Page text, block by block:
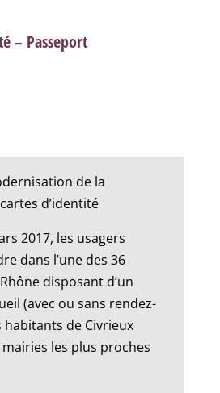
– Passeport
de la
d’identité
2017, les usagers
dans l’une des 36
disposant d’un
(avec ou sans rendez-
habitants de Civrieux
mairies les plus proches